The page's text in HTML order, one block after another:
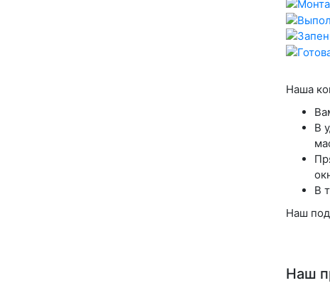
Наша
В
В
Наш
Наш